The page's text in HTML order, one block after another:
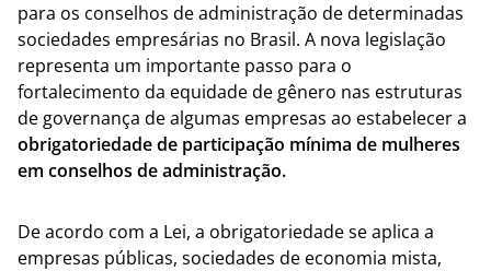
para os conselhos de administração de determinadas
sociedades empresárias no Brasil. A nova legislação
representa um importante passo para o
fortalecimento da equidade de gênero nas estruturas
de governança de algumas empresas ao estabelecer a
obrigatoriedade de participação mínima de mulheres
em conselhos de administração.
De acordo com a Lei, a obrigatoriedade se aplica a
empresas públicas, sociedades de economia mista,